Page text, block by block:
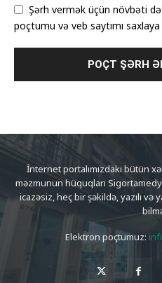
Şərh vermək üçün növbəti
poçtumu və veb saytımı
İnternet portalımızdakı bütün
məzmunun hüquqları
icazəsiz, heç bir şəkildə, yazılı
Elektron poçtumuz: